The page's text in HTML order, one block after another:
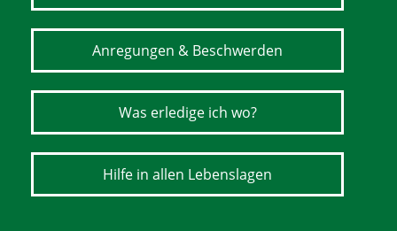
Anregungen & Beschwerden
Was erledige ich wo?
Hilfe in allen Lebenslagen